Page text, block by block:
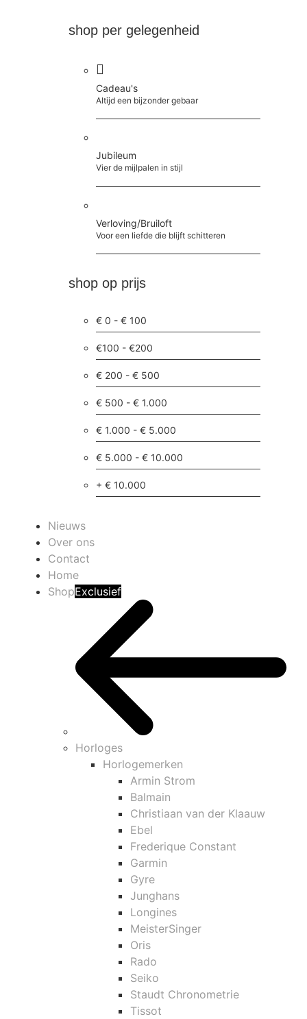
shop per gelegenheid
Cadeau's
Altijd een bijzonder gebaar
Jubileum
Vier de mijlpalen in stijl
Verloving/Bruiloft
Voor een liefde die blijft schitteren
shop op prijs
€ 0 - € 100
€100 - €200
€ 200 - € 500
€ 500 - € 1.000
€ 1.000 - € 5.000
€ 5.000 - € 10.000
+ € 10.000
Nieuws
Over ons
Contact
Home
ShopExclusief
Horloges
Horlogemerken
Armin Strom
Balmain
Christiaan van der Klaauw
Ebel
Frederique Constant
Garmin
Gyre
Junghans
Longines
MeisterSinger
Oris
Rado
Seiko
Staudt Chronometrie
Tissot